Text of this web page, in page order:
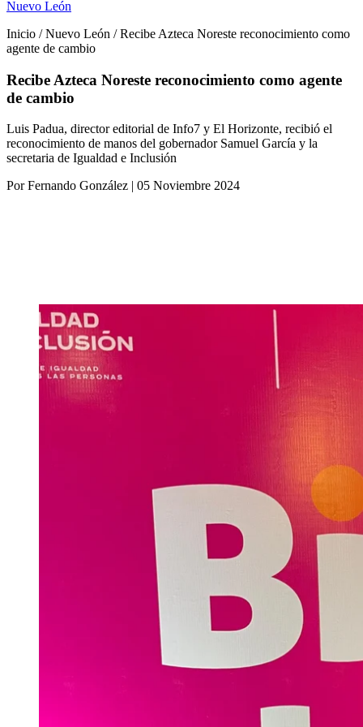
Nuevo León
Inicio / Nuevo León / Recibe Azteca Noreste reconocimiento como
agente de cambio
Recibe Azteca Noreste reconocimiento como agente
de cambio
Luis Padua, director editorial de Info7 y El Horizonte, recibió el
reconocimiento de manos del gobernador Samuel García y la
secretaria de Igualdad e Inclusión
Por Fernando González | 05 Noviembre 2024